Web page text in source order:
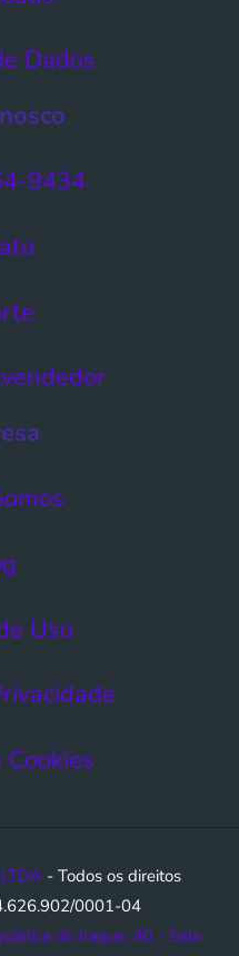
Dados​
9434
Uso​
- Todos os direitos
0001-04
do Iraque, 40 - Sala